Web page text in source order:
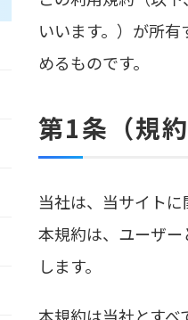
いいます。）が所
めるものです。
第1条（規約
当社は、当サイトに
本規約は、ユーザ
します。